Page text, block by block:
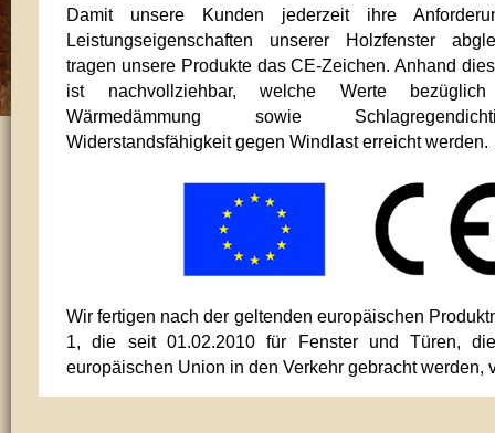
Damit unsere Kunden jederzeit ihre
Leistungseigenschaften unserer Holzfenster
tragen unsere Produkte das CE-Zeichen. Anhand
ist nachvollziehbar, welche Werte
Wärmedämmung sowie
Widerstandsfähigkeit gegen Windlast erreicht werden.
Wir fertigen nach der geltenden europäischen
1, die seit 01.02.2010 für Fenster und Türen,
europäischen Union in den Verkehr gebracht werden,